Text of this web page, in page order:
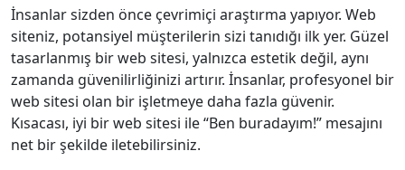
İnsanlar sizden önce çevrimiçi araştırma yapıyor. Web
siteniz, potansiyel müşterilerin sizi tanıdığı ilk yer. Güzel
tasarlanmış bir web sitesi, yalnızca estetik değil, aynı
zamanda güvenilirliğinizi artırır. İnsanlar, profesyonel bir
web sitesi olan bir işletmeye daha fazla güvenir.
Kısacası, iyi bir web sitesi ile “Ben buradayım!” mesajını
net bir şekilde iletebilirsiniz.